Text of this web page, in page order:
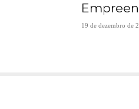
19 de dezembro de